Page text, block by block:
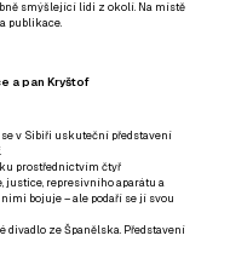
smýšlející lidi z okolí. Na místě
publikace.
a pan Kryštof
se v Sibiři uskuteční představení
prostřednictvím čtyř
represivního aparátu a
bojuje – ale podaří se jí svou
divadlo ze Španělska. Představení